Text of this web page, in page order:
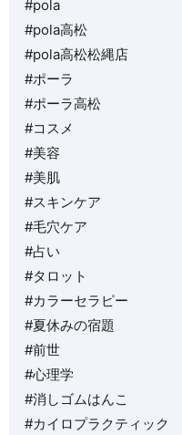
#pola
#pola高松
#pola高松松縄店
#ポーラ
#ポーラ高松
#コスメ
#美容
#美肌
#スキンケア
#毛穴ケア
#占い
#タロット
#カラーセラピー
#夏休みの宿題
#前世
#心理学
#消しゴムはんこ
#カイロプラクティック